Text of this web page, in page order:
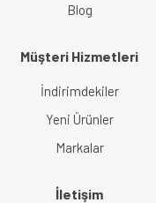
Blog
Müşteri Hizmetleri
İndirimdekiler
Yeni Ürünler
Markalar
İletişim